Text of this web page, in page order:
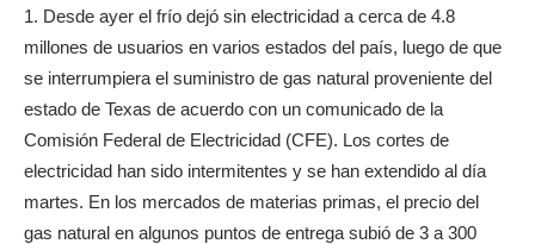
1. Desde ayer el frío dejó sin electricidad a cerca de 4.8
millones de usuarios en varios estados del país, luego de que
se interrumpiera el suministro de gas natural proveniente del
estado de Texas de acuerdo con un comunicado de la
Comisión Federal de Electricidad (CFE). Los cortes de
electricidad han sido intermitentes y se han extendido al día
martes. En los mercados de materias primas, el precio del
gas natural en algunos puntos de entrega subió de 3 a 300